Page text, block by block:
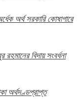
অর্থ সরকারি কোষাগারে
বিদায় সংবর্ধনা
অর্থদণ্ডপ্রাপ্ত